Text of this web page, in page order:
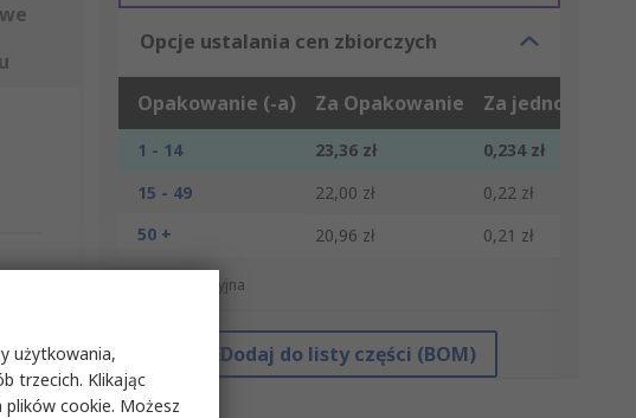
Opcje ustalania cen zbiorczych
Opakowanie (-a) Za Opakowanie Za jednostkę*
1 - 14 23,36 zł
0,234 zł
15 - 49
22,00 zł
0,22 zł
50 +
20,96 zł 0,21 zł
*cena orientacyjna
Dodaj do listy części (BOM)
użytkowania,
trzecich. Klikając
cookie. Możesz